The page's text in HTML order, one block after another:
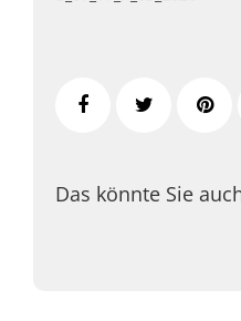
Das könnte Sie